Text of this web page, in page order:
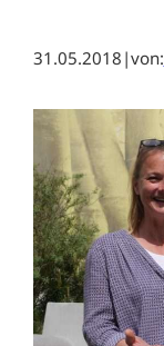
31.05.2018 |von: